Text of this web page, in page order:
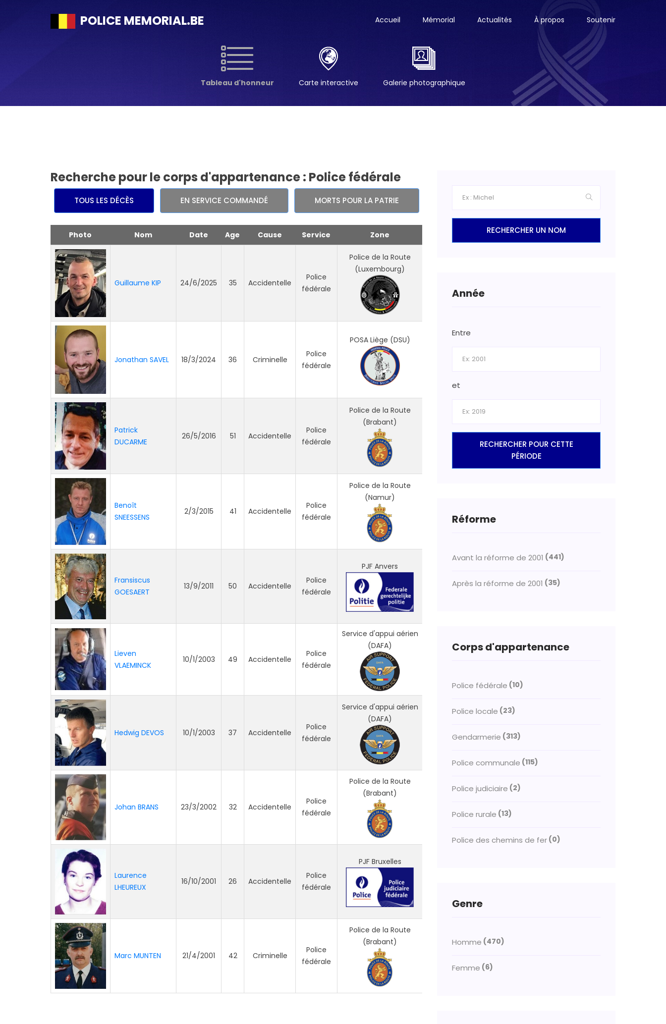
POLICE MEMORIAL.BE Accueil Mémorial Actualités À propos Soutenir
Tableau d'honneur Carte interactive Galerie photographique
Recherche pour le corps d'appartenance : Police fédérale
TOUS LES DÉCÈS EN SERVICE COMMANDÉ MORTS POUR LA PATRIE
Photo Nom Date Age Cause Service Zone
Guillaume KIP 24/6/2025 35 Accidentelle
Police
fédérale
Police de la Route
(Luxembourg)
Jonathan SAVEL 18/3/2024 36 Criminelle
Police
fédérale
POSA Liège (DSU)
Patrick
DUCARME
26/5/2016 51 Accidentelle
Police
fédérale
Police de la Route
(Brabant)
Benoît
SNEESSENS
2/3/2015 41 Accidentelle
Police
fédérale
Police de la Route
(Namur)
Fransiscus
GOESAERT
13/9/2011 50 Accidentelle
Police
fédérale
PJF Anvers
Lieven
VLAEMINCK
10/1/2003 49 Accidentelle
Police
fédérale
Service d'appui aérien
(DAFA)
Hedwig DEVOS 10/1/2003 37 Accidentelle
Police
fédérale
Service d'appui aérien
(DAFA)
Johan BRANS 23/3/2002 32 Accidentelle
Police
fédérale
Police de la Route
(Brabant)
Laurence
LHEUREUX
16/10/2001 26 Accidentelle
Police
fédérale
PJF Bruxelles
Marc MUNTEN 21/4/2001 42 Criminelle
Police
fédérale
Police de la Route
(Brabant)
RECHERCHER UN NOM
Année
Entre
et
RECHERCHER POUR CETTE
PÉRIODE
Réforme
Avant la réforme de 2001 (441)
Après la réforme de 2001 (35)
Corps d'appartenance
Police fédérale (10)
Police locale (23)
Gendarmerie (313)
Police communale (115)
Police judiciaire (2)
Police rurale (13)
Police des chemins de fer (0)
Genre
Homme (470)
Femme (6)